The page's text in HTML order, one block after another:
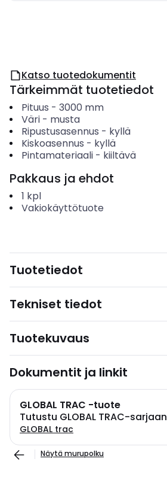
Katso tuotedokumentit
Tärkeimmät tuotetiedot
Pituus - 3000 mm
Väri- musta
Ripustusasennus - kyllä
Kiskoasennus - kyllä
Pintamateriaali- kiiltävä
Pakkaus ja ehdot
1 kpl
Vakiokäyttötuote
Tuotetiedot
Tekniset tiedot
Tuotekuvaus
Dokumentit ja linkit
GLOBAL TRAC -tuote
Tutustu GLOBAL TRAC-sarjaan
GLOBAL trac
Näytä murupolku